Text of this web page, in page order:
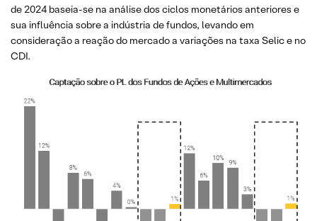
de 2024 baseia-se na análise dos ciclos monetários anteriores e
sua influência sobre a indústria de fundos, levando em
consideração a reação do mercado a variações na taxa Selic e no
CDI.